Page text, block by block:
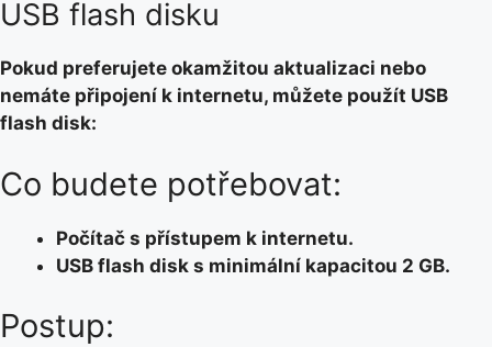
USB flash disku
Pokud preferujete okamžitou aktualizaci nebo
nemáte připojení k internetu, můžete použít USB
flash disk:
Co budete potřebovat:
Počítač s přístupem k internetu.
USB flash disk s minimální kapacitou 2 GB.
Postup: